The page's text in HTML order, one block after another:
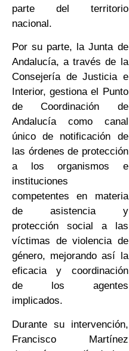
parte del territorio
nacional.
Por su parte, la Junta de
Andalucía, a través de la
Consejería de Justicia e
Interior, gestiona el Punto
de Coordinación de
Andalucía como canal
único de notificación de
las órdenes de protección
a los organismos e
instituciones
competentes en materia
de asistencia y
protección social a las
víctimas de violencia de
género, mejorando así la
eficacia y coordinación
de los agentes
implicados.
Durante su intervención,
Francisco Martínez